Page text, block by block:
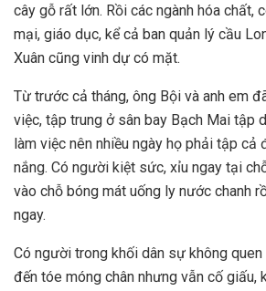
cây gỗ rất lớn. Rồi các ngành hóa chất,
mại, giáo dục, kể cả ban quản lý cầu
Xuân cũng vinh dự có mặt.
Từ trước cả tháng, ông Bội và anh em
việc, tập trung ở sân bay Bạch Mai tập
làm việc nên nhiều ngày họ phải tập
nắng. Có người kiệt sức, xỉu ngay tại
vào chỗ bóng mát uống ly nước chanh
ngay.
Có người trong khối dân sự không
đến tóe móng chân nhưng vẫn cố giấu,